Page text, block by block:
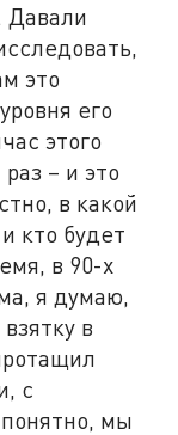
Давали
это
его
этого
– и это
в какой
кто будет
в 90-х
я думаю,
в
с
мы